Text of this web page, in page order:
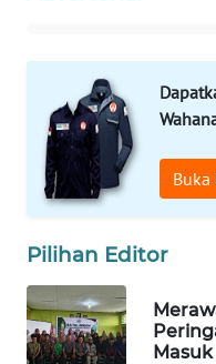
Pilihan Editor
DESA
WISATA
LAPAK
WAHANA
Network
KONSUMEN
LISTRIK